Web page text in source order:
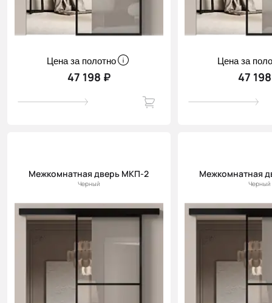
Цена за полотно
47 198 ₽
Цена за
47
Межкомнатная дверь МКП-2
Черный
Межкомнатная
Черный